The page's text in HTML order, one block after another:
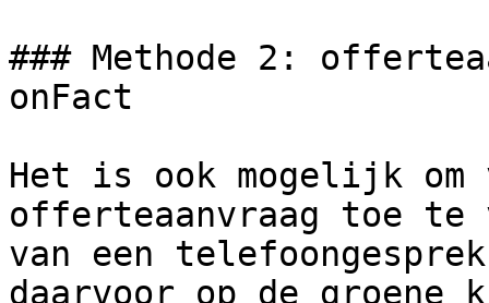
### Methode 2:
onFact
Het is ook mogelijk
offerteaanvraag toe te
van een
daarvoor op de groene